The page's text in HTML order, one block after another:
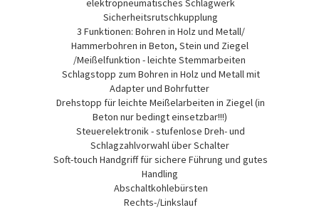
elektropneumatisches Schlagwerk
Sicherheitsrutschkupplung
3 Funktionen: Bohren in Holz und Metall/
Hammerbohren in Beton, Stein und Ziegel
/Meißelfunktion - leichte Stemmarbeiten
Schlagstopp zum Bohren in Holz und Metall mit
Adapter und Bohrfutter
Drehstopp für leichte Meißelarbeiten in Ziegel (in
Beton nur bedingt einsetzbar!!!)
Steuerelektronik - stufenlose Dreh- und
Schlagzahlvorwahl über Schalter
Soft-touch Handgriff für sichere Führung und gutes
Handling
Abschaltkohlebürsten
Rechts-/Linkslauf